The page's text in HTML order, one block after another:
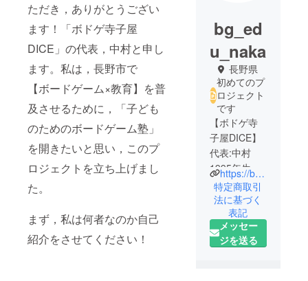
ただき，ありがとうござい
ます！「ボドゲ寺子屋
DICE」の代表，中村と申し
ます。私は，長野市で
【ボードゲーム×教育】を普
及させるために，「子ども
のためのボードゲーム塾」
を開きたいと思い，このプ
ロジェクトを立ち上げまし
た。
まず，私は何者なのか自己
紹介をさせてください！
bg_ed
u_naka
長野県
初めてのプ
ロジェクト
です
【ボドゲ寺
子屋DICE】
代表:中村
1995年生ま
れ。信州大
学教育学部
数学教育
コース卒
業。小学校1
https://boardgame-edu-dice.my.canva.site/
特定商取引
法に基づく
表記
メッセー
ジを送る